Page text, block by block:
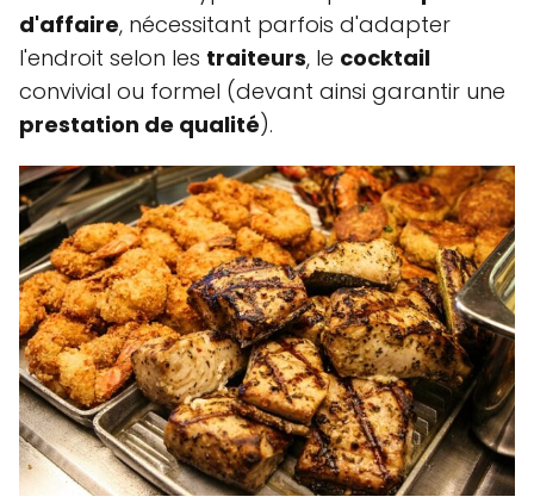
d'affaire, nécessitant parfois d'adapter
l'endroit selon les traiteurs, le cocktail
convivial ou formel (devant ainsi garantir une
prestation de qualité).